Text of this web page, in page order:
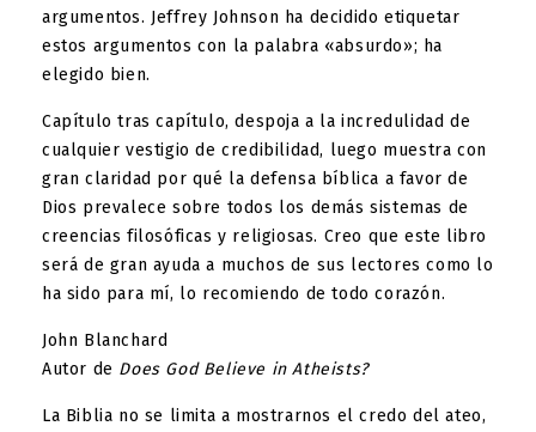
argumentos. Jeffrey Johnson ha decidido etiquetar
estos argumentos con la palabra «absurdo»; ha
elegido bien.
Capítulo tras capítulo, despoja a la incredulidad de
cualquier vestigio de credibilidad, luego muestra con
gran claridad por qué la defensa bíblica a favor de
Dios prevalece sobre todos los demás sistemas de
creencias filosóficas y religiosas. Creo que este libro
será de gran ayuda a muchos de sus lectores como lo
ha sido para mí, lo recomiendo de todo corazón.
John Blanchard
Autor de Does God Believe in Atheists?
La Biblia no se limita a mostrarnos el credo del ateo,